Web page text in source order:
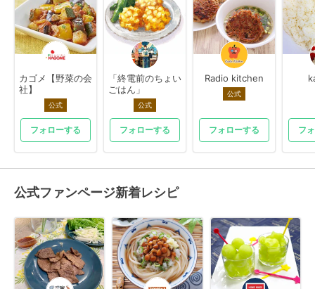
カゴメ【野菜の会
社】
公式
フォローする
「終電前のちょい
ごはん」
公式
フォローする
Radio kitchen
公式
フォローする フ
公式ファンページ新着レシピ